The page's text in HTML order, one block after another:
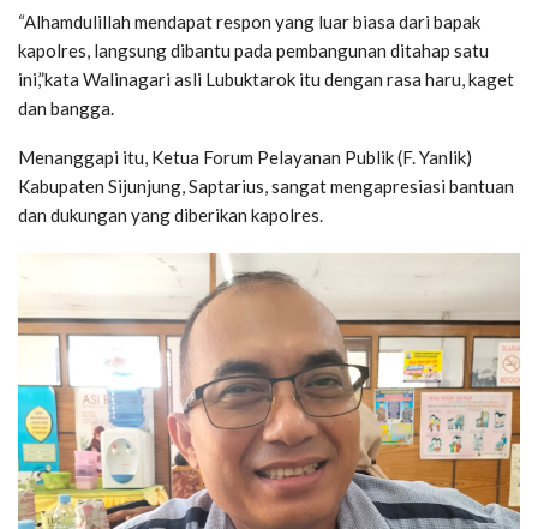
“Alhamdulillah mendapat respon yang luar biasa dari bapak
kapolres, langsung dibantu pada pembangunan ditahap satu
ini,”kata Walinagari asli Lubuktarok itu dengan rasa haru, kaget
dan bangga.
Menanggapi itu, Ketua Forum Pelayanan Publik (F. Yanlik)
Kabupaten Sijunjung, Saptarius, sangat mengapresiasi bantuan
dan dukungan yang diberikan kapolres.